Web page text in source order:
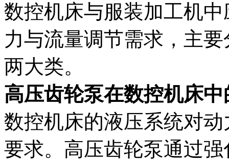
数控机床与服装加工机
力与流量调节需求，主
两大类。
高压齿轮泵在数控机床中
数控机床的液压系统对
要求。高压齿轮泵通过